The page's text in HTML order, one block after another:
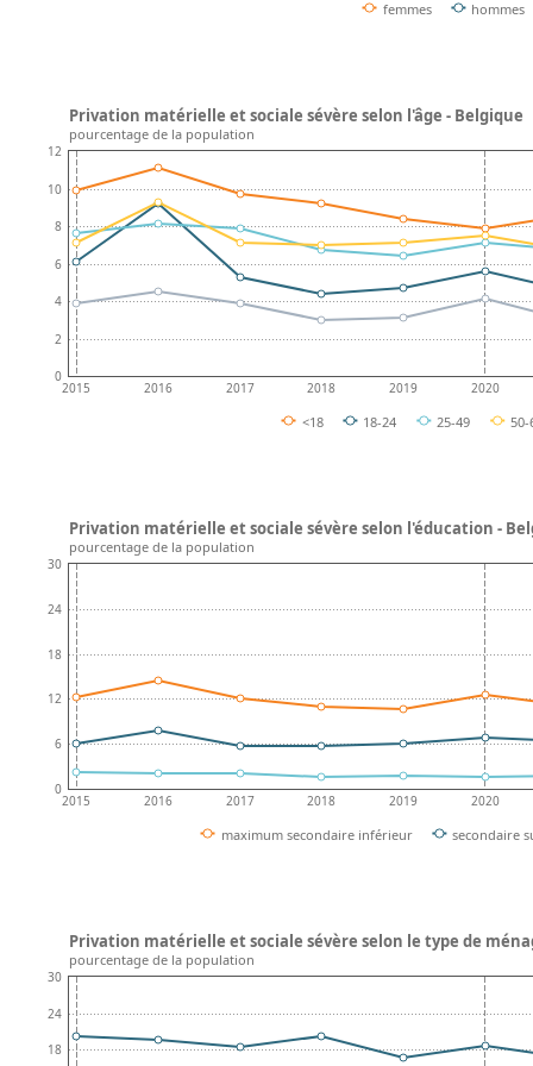
femmes hommes
2015 2016 2017 2018 2019 2020
0
2
4
6
8
10
12
<18 18-24 25-49
Privation matérielle et sociale sévère selon l'âge - Belgique
pourcentage de la population
2015 2016 2017 2018 2019 2020
0
6
12
18
24
30
maximum secondaire inférieur secondaire
Privation matérielle et sociale sévère selon l'éducation -
pourcentage de la population
18
24
30
Privation matérielle et sociale sévère selon le type de
pourcentage de la population